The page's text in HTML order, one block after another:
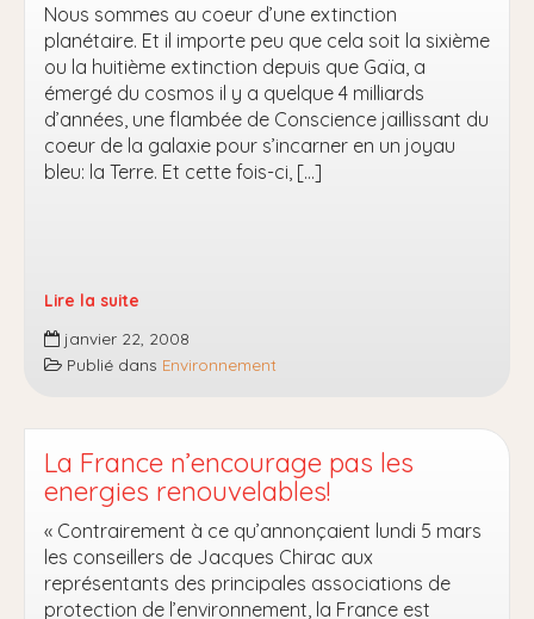
Nous sommes au coeur d’une extinction
planétaire. Et il importe peu que cela soit la sixième
ou la huitième extinction depuis que Gaïa, a
émergé du cosmos il y a quelque 4 milliards
d’années, une flambée de Conscience jaillissant du
coeur de la galaxie pour s’incarner en un joyau
bleu: la Terre. Et cette fois-ci, […]
Lire la suite
une
invitation
futur
janvier 22, 2008
Publié dans Environnement
La France n’encourage pas les
energies renouvelables!
« Contrairement à ce qu’annonçaient lundi 5 mars
les conseillers de Jacques Chirac aux
représentants des principales associations de
protection de l’environnement, la France est